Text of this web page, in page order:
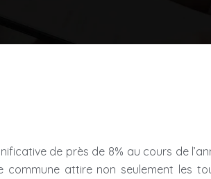
de près de 8% au cours de
attire non seulement les